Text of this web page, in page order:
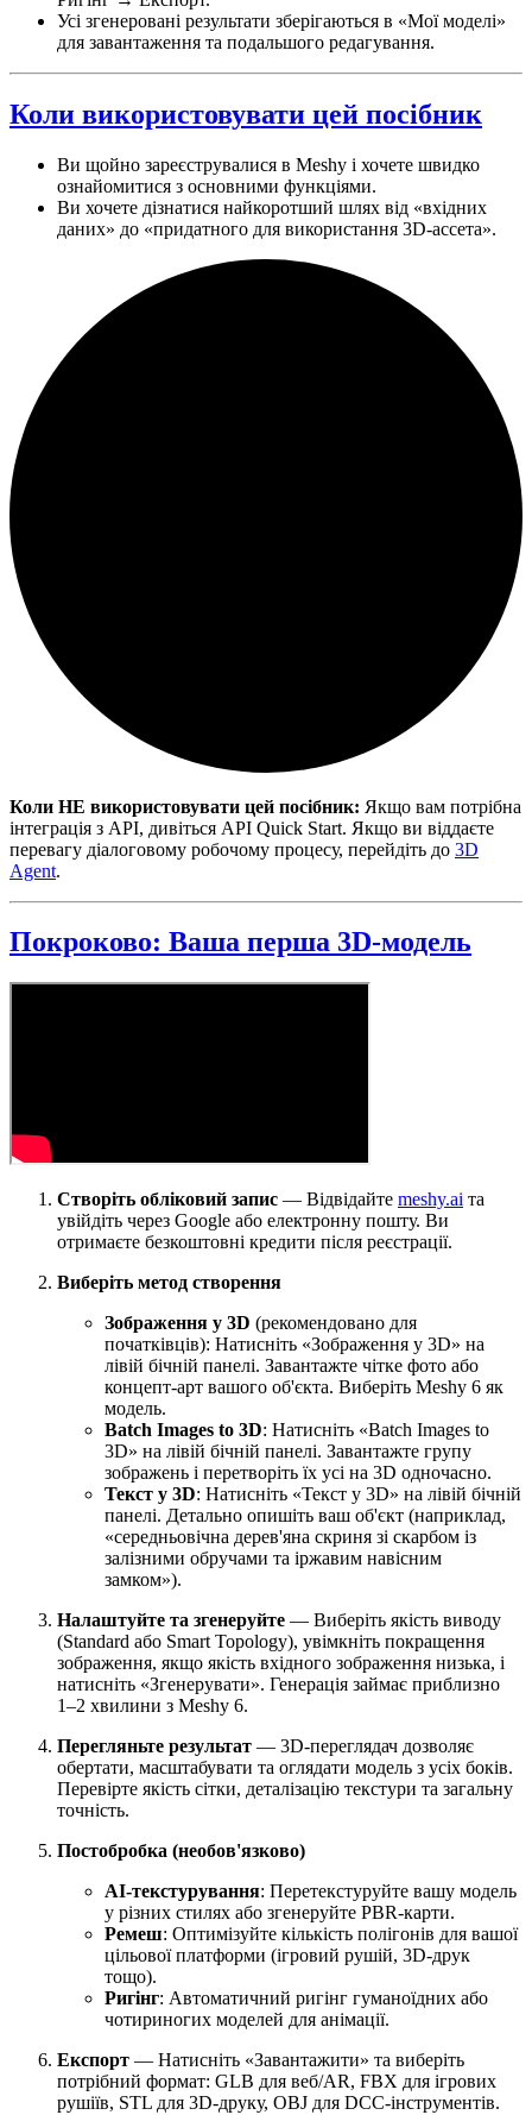
Усі згенеровані результати зберігаються в «Мої моделі»
для завантаження та подальшого редагування.
Коли використовувати цей посібник
Ви щойно зареєструвалися в Meshy і хочете швидко
ознайомитися з основними функціями.
Ви хочете дізнатися найкоротший шлях від «вхідних
даних» до «придатного для використання 3D-ассета».
Коли НЕ використовувати цей посібник: Якщо вам потрібна
інтеграція з API, дивіться API Quick Start. Якщо ви віддаєте
перевагу діалоговому робочому процесу, перейдіть до 3D
Agent.
Покроково: Ваша перша 3D-модель
Створіть обліковий запис — Відвідайте meshy.ai та
увійдіть через Google або електронну пошту. Ви
отримаєте безкоштовні кредити після реєстрації.
Виберіть метод створення
Зображення у 3D (рекомендовано для
початківців): Натисніть «Зображення у 3D» на
лівій бічній панелі. Завантажте чітке фото або
концепт-арт вашого об'єкта. Виберіть Meshy 6 як
модель.
Batch Images to 3D: Натисніть «Batch Images to
3D» на лівій бічній панелі. Завантажте групу
зображень і перетворіть їх усі на 3D одночасно.
Текст у 3D: Натисніть «Текст у 3D» на лівій бічній
панелі. Детально опишіть ваш об'єкт (наприклад,
«середньовічна дерев'яна скриня зі скарбом із
залізними обручами та іржавим навісним
замком»).
Налаштуйте та згенеруйте — Виберіть якість виводу
(Standard або Smart Topology), увімкніть покращення
зображення, якщо якість вхідного зображення низька, і
натисніть «Згенерувати». Генерація займає приблизно
1–2 хвилини з Meshy 6.
Перегляньте результат — 3D-переглядач дозволяє
обертати, масштабувати та оглядати модель з усіх боків.
Перевірте якість сітки, деталізацію текстури та загальну
точність.
Постобробка (необов'язково)
AI-текстурування: Перетекстуруйте вашу модель
у різних стилях або згенеруйте PBR-карти.
Ремеш: Оптимізуйте кількість полігонів для вашої
цільової платформи (ігровий рушій, 3D-друк
тощо).
Ригінг: Автоматичний ригінг гуманоїдних або
чотириногих моделей для анімації.
Експорт — Натисніть «Завантажити» та виберіть
потрібний формат: GLB для веб/AR, FBX для ігрових
рушіїв, STL для 3D-друку, OBJ для DCC-інструментів.